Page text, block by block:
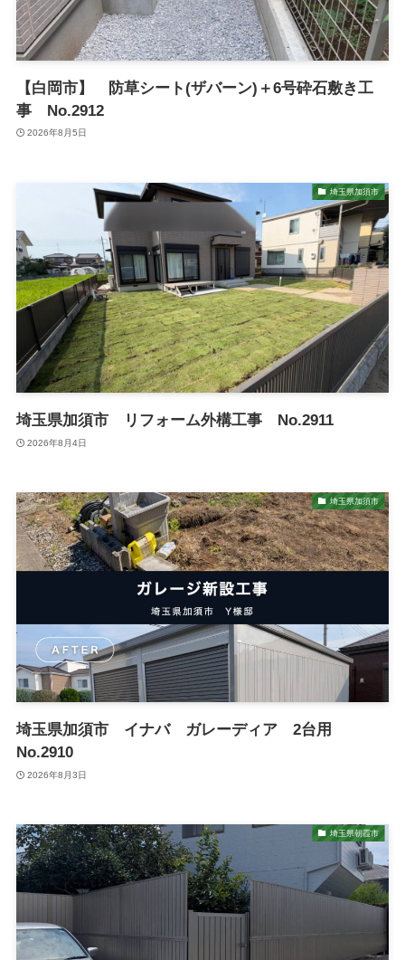
【白岡市】 防草シート(ザバーン)＋6号砕石敷き工
事 No.2912
2026年8月5日
埼玉県加須市
埼玉県加須市 リフォーム外構工事 No.2911
2026年8月4日
埼玉県加須市
埼玉県加須市 イナバ ガレーディア 2台用
No.2910
2026年8月3日
埼玉県朝霞市